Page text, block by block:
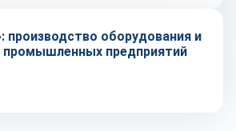
оборудования и
промышленных предприятий